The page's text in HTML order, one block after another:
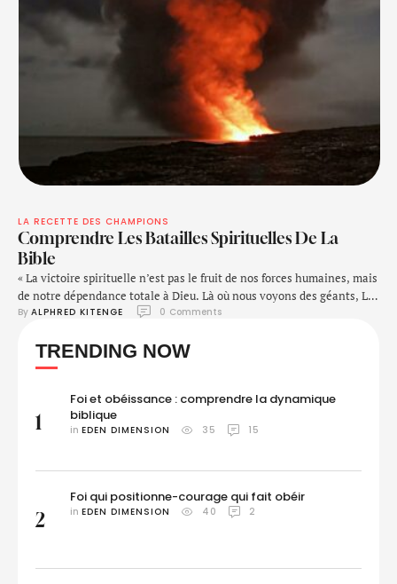
LA RECETTE DES CHAMPIONS
Comprendre Les Batailles Spirituelles De La
Bible
« La victoire spirituelle n’est pas le fruit de nos forces humaines, mais
de notre dépendance totale à Dieu. Là où nous voyons des géants, Lui
voit des occasions pour montrer Sa puissance. »
By ALPHRED KITENGE 0 Comments
TRENDING NOW
1
Foi et obéissance : comprendre la dynamique
biblique
in EDEN DIMENSION 35 15
2
Foi qui positionne-courage qui fait obéir
in EDEN DIMENSION 40 2